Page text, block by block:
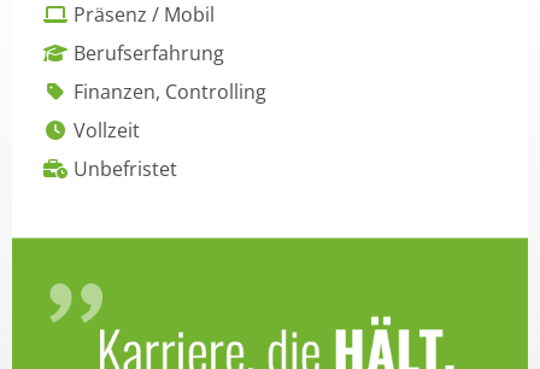
Präsenz / Mobil
Berufserfahrung
Finanzen, Controlling
Vollzeit
Unbefristet